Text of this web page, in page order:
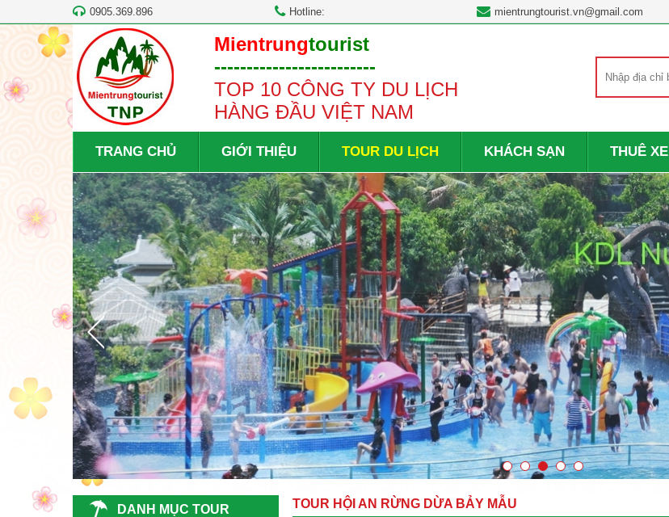
0905.369.896 Hotline: mientrungtourist.vn@gmail.com
Mientrungtourist
-------------------------
TOP 10 CÔNG TY DU LỊCH
HÀNG ĐẦU VIỆT NAM
TRANG CHỦ GIỚI THIỆU TOUR DU LỊCH KHÁCH SẠN THUÊ XE
DANH MỤC TOUR
TOUR HỘI AN RỪNG DỪA BẢY MẪU